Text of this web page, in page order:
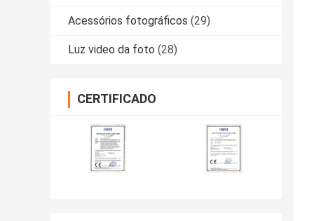
Acessórios fotográficos (29)
Luz video da foto (28)
CERTIFICADO